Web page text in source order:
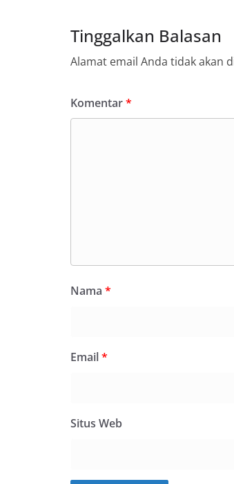
Tinggalkan Balasan
Alamat email Anda tidak akan
Komentar*
Nama *
Email*
Situs Web